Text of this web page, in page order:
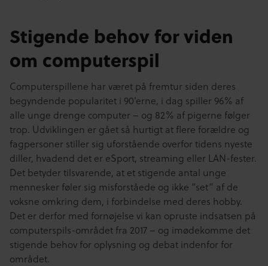
Stigende behov for viden
om computerspil
Computerspillene har været på fremtur siden deres
begyndende popularitet i 90’erne, i dag spiller 96% af
alle unge drenge computer – og 82% af pigerne følger
trop. Udviklingen er gået så hurtigt at flere forældre og
fagpersoner stiller sig uforstående overfor tidens nyeste
diller, hvadend det er eSport, streaming eller LAN-fester.
Det betyder tilsvarende, at et stigende antal unge
mennesker føler sig misforståede og ikke “set” af de
voksne omkring dem, i forbindelse med deres hobby.
Det er derfor med fornøjelse vi kan opruste indsatsen på
computerspils-området fra 2017 – og imødekomme det
stigende behov for oplysning og debat indenfor for
området.